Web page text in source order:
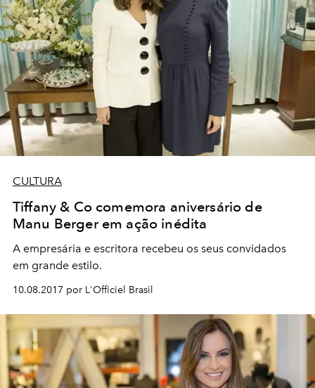
CULTURA
Tiffany & Co comemora aniversário de
Manu Berger em ação inédita
A empresária e escritora recebeu os seus convidados
em grande estilo.
10.08.2017 por L'Officiel Brasil